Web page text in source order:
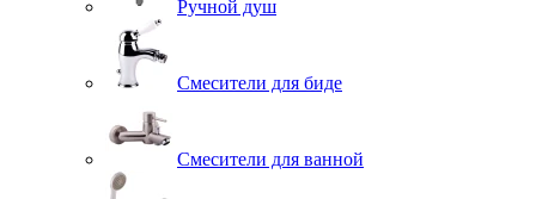
Ручной душ
Смесители для биде
Смесители для ванной